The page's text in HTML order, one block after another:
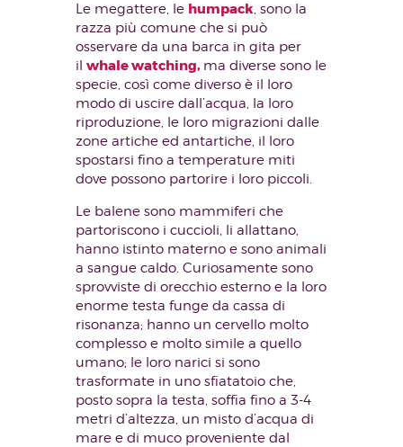
Le megattere, le humpack, sono la
razza più comune che si può
osservare da una barca in gita per
il whale watching, ma diverse sono le
specie, così come diverso è il loro
modo di uscire dall’acqua, la loro
riproduzione, le loro migrazioni dalle
zone artiche ed antartiche, il loro
spostarsi fino a temperature miti
dove possono partorire i loro piccoli.
Le balene sono mammiferi che
partoriscono i cuccioli, li allattano,
hanno istinto materno e sono animali
a sangue caldo. Curiosamente sono
sprovviste di orecchio esterno e la loro
enorme testa funge da cassa di
risonanza; hanno un cervello molto
complesso e molto simile a quello
umano; le loro narici si sono
trasformate in uno sfiatatoio che,
posto sopra la testa, soffia fino a 3-4
metri d’altezza, un misto d’acqua di
mare e di muco proveniente dal